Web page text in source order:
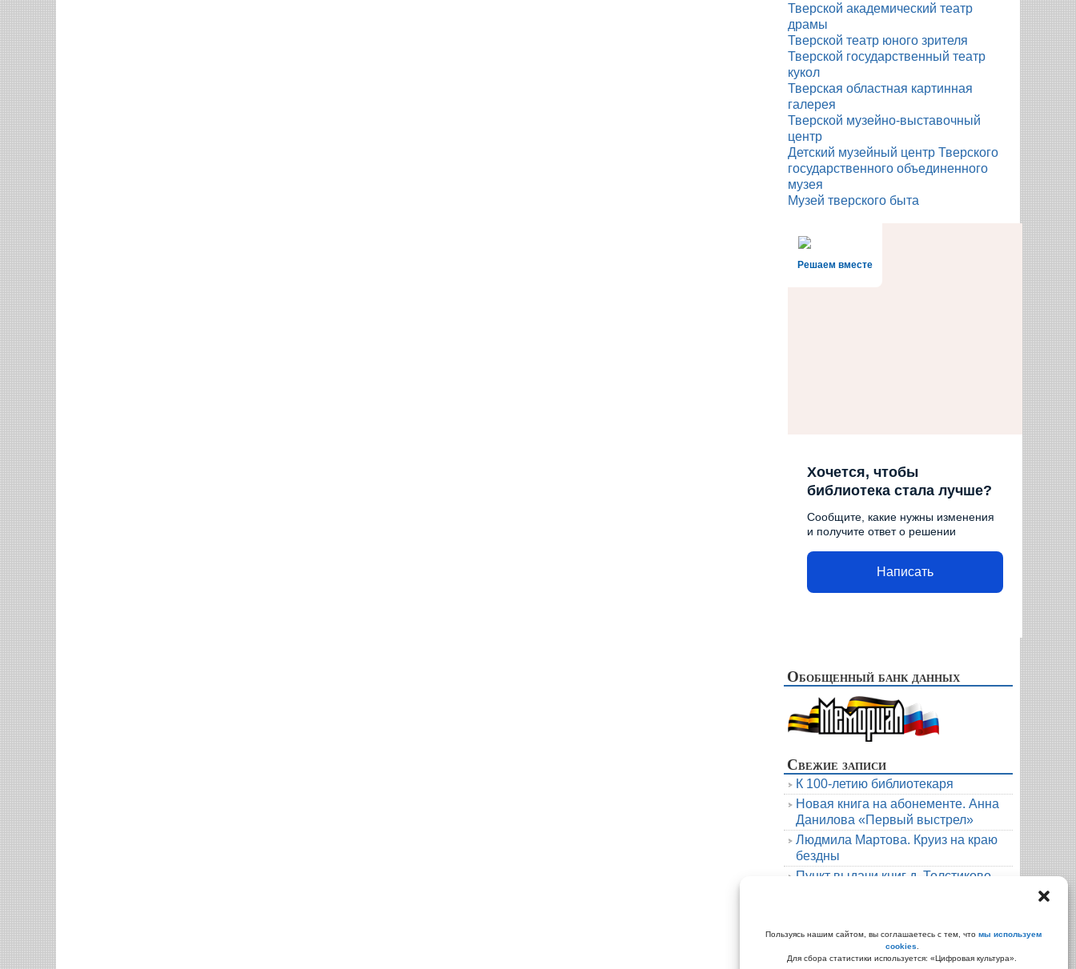
Пользуясь нашим сайтом, вы соглашаетесь с тем, что мы используем
cookies
Для сбора статистики используется: «Цифровая культура».
Тверской академический театр
драмы
Тверской театр юного зрителя
Тверской государственный театр
кукол
Тверская областная картинная
галерея
Тверской музейно-выставочный
центр
Детский музейный центр Тверского
государственного объединенного
музея
Музей тверского быта
Решаем вместе
Хочется, чтобы
библиотека стала лучше?
Сообщите, какие нужны изменения
и получите ответ о решении
Написать
Обобщенный банк данных
Свежие записи
К 100-летию библиотекаря
Новая книга на абонементе. Анна
Данилова «Первый выстрел»
Людмила Мартова. Круиз на краю
бездны
Пункт выдачи книг д. Толстиково.
Архивы
Архивы